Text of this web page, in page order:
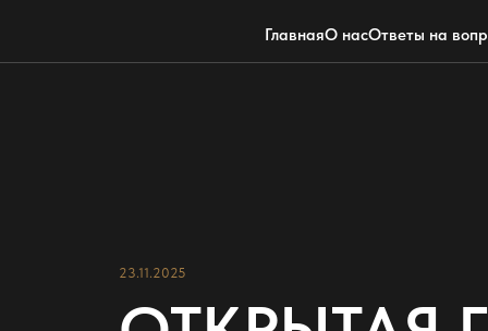
ГлавнаяО насОтветы на
23.11.2025